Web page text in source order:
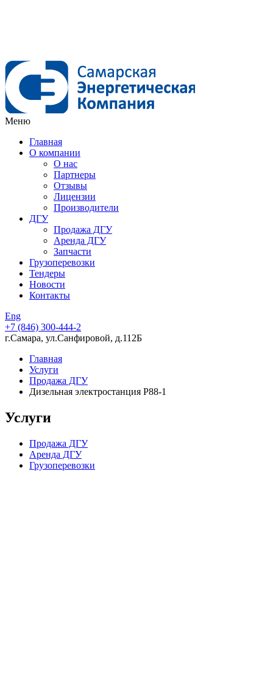
Меню
Главная
О компании
О нас
Партнеры
Отзывы
Лицензии
Производители
ДГУ
Продажа ДГУ
Аренда ДГУ
Запчасти
Грузоперевозки
Тендеры
Новости
Контакты
Eng
+7 (846) 300-444-2
г.Самара, ул.Санфировой, д.112Б
Главная
Услуги
Продажа ДГУ
Дизельная электростанция P88-1
Услуги
Продажа ДГУ
Аренда ДГУ
Грузоперевозки